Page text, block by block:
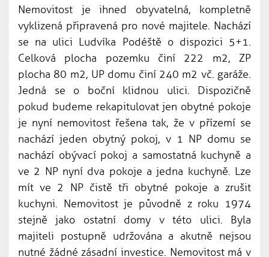
Nemovitost je ihned obyvatelná, kompletně
vyklizená připravená pro nové majitele. Nachází
se na ulici Ludvíka Podéště o dispozici 5+1.
Celková plocha pozemku činí 222 m2, ZP
plocha 80 m2, UP domu činí 240 m2 vč. garáže.
Jedná se o boční klidnou ulici. Dispozičně
pokud budeme rekapitulovat jen obytné pokoje
je nyní nemovitost řešena tak, že v přízemí se
nachází jeden obytný pokoj, v 1 NP domu se
nachází obývací pokoj a samostatná kuchyně a
ve 2 NP nyní dva pokoje a jedna kuchyně. Lze
mít ve 2 NP čistě tři obytné pokoje a zrušit
kuchyni. Nemovitost je původně z roku 1974
stejně jako ostatní domy v této ulici. Byla
majiteli postupně udržována a akutně nejsou
nutné žádné zásadní investice. Nemovitost má v